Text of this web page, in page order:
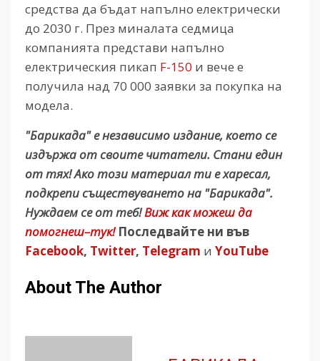
средства да бъдат напълно електрически
до 2030 г. През миналата седмица
компанията представи напълно
електрическия пикап F-150 и вече е
получила над 70 000 заявки за покупка на
модела.
"Барикада" е независимо издание, което се
издържа от своите читатели. Стани един
от тях! Ако този материал ти е харесал,
подкрепи съществуването на "Барикада".
Нуждаем се от теб!Виж как можеш да
помогнеш–тук! Последвайте ни във
Facebook, Twitter, Telegram и YouTube
About The Author